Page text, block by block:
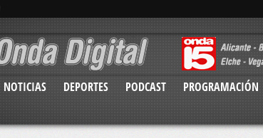
NOTICIAS DEPORTES PODCAST PROGRAMACIÓN